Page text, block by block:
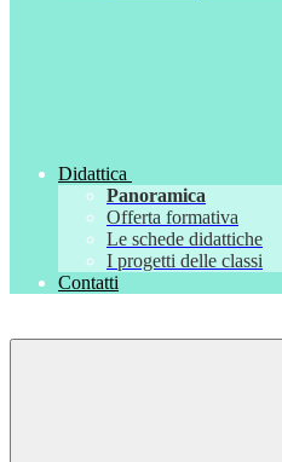
Didattica
Panoramica
Offerta formativa
Le schede didattiche
I progetti delle classi
Contatti